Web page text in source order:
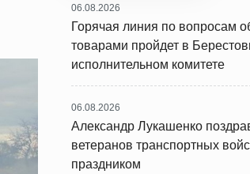
06.08.2026
Горячая линия по вопросам
товарами пройдет в
исполнительном комитете
06.08.2026
Александр Лукашенко
ветеранов транспортных
праздником